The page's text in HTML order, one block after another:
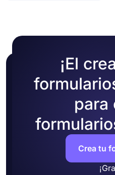
listos para usar
¡El
para
Crea tu